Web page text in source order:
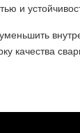
и
качества